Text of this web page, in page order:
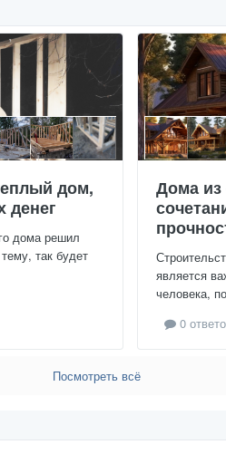
дом,
денег
дома решил
так будет
Дома из
является
человека,
0
Посмотреть всё